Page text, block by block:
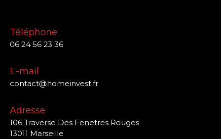
Téléphone
06 24 56 23 36
E-mail
contact@homeinvest.fr
Adresse
106 Traverse Des Fenetres Rouges
13011 Marseille